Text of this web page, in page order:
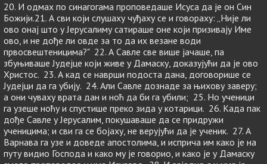
20. И одмах по синагогама проповедаше Исуса да је он Син
Божији.21. А сви који слушаху чуђаху се и говораху: „Није ли
ово онај што у Јерусалиму сатираше оне који призивају Име
ово, и не дође ли овде за то да их везане води
првосвештеницима?" 22. А Савле све више јачаше, па
збуњиваше Јудејце који живе у Дамаску, доказујући да је ово
Христос. 23. А кад се наврши подоста дана, договорише се
Јудејци да га убију. 24. Али Савле дознаде за њихову заверу;
а они чуваху врата дан и ноћ да би га убили; 25. Но ученици
га узеше ноћу и спустише преко зида у котарици. 26. Када пак
дође Савле у Јерусалим, покушаваше да се придружи
ученицима; и сви га се бојаху, не верујући да је ученик. 27. А
Варнава га узе и доведе апостолима, и исприча им како је на
путу видио Господа и како му је говорио, и како је у Дамаску